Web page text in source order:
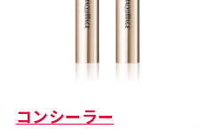
コンシーラー